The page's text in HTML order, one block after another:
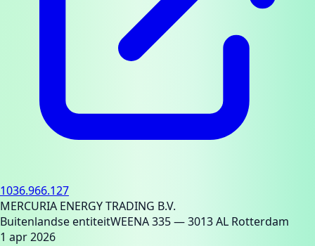
1036.966.127
MERCURIA ENERGY TRADING B.V.
Buitenlandse entiteitWEENA 335— 3013 AL Rotterdam
1 apr 2026